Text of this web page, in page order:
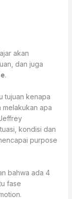
akan
dan juga
.
tujuan kenapa
melakukan apa
kondisi dan
purpose
bahwa ada 4
fase